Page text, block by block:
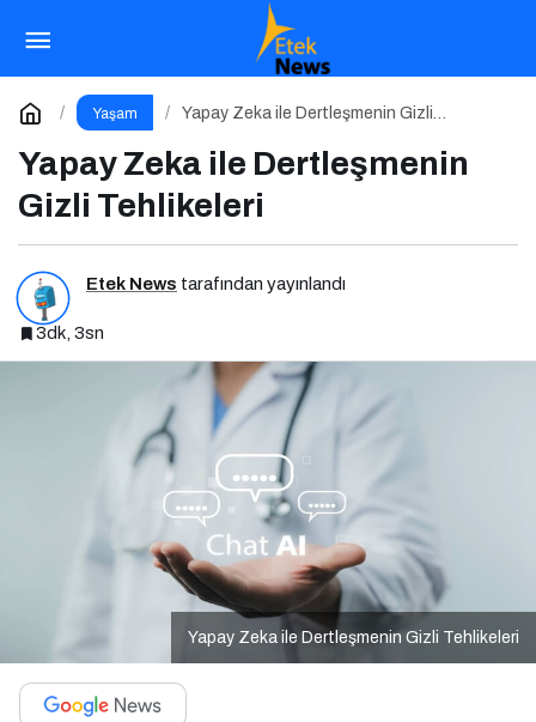
Yaşam
Yapay Zeka ile Dertleşmenin Gizli
Yapay Zeka ile Dertleşmenin
Gizli Tehlikeleri
Etek News tarafından yayınlandı
3dk, 3sn
Yapay Zeka ile Dertleşmenin Gizli Tehlikeleri
Pestisit Tehlikesi: Arıların Yok Oluşu Gıda
Zincirini Çökertiyor!
Yorum Yap